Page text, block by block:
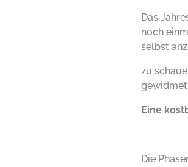
Das
noch
selbst
zu
gewidmet
Eine
Die